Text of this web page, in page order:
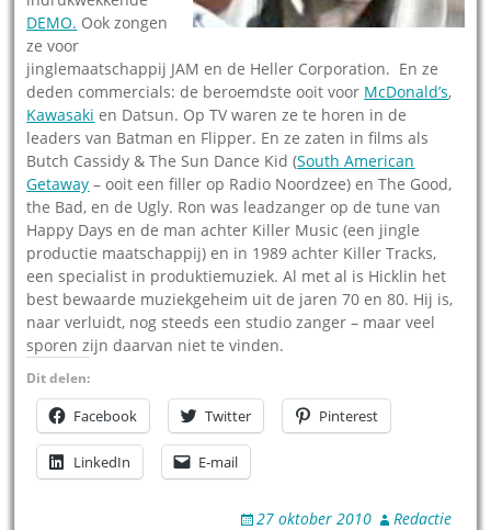
DEMO. Ook zongen
ze voor
jinglemaatschappij JAM en de Heller Corporation. En ze
deden commercials: de beroemdste ooit voor McDonald’s,
Kawasaki en Datsun. Op TV waren ze te horen in de
leaders van Batman en Flipper. En ze zaten in films als
Butch Cassidy & The Sun Dance Kid (South American
Getaway – ooit een filler op Radio Noordzee) en The Good,
the Bad, en de Ugly. Ron was leadzanger op de tune van
Happy Days en de man achter Killer Music (een jingle
productie maatschappij) en in 1989 achter Killer Tracks,
een specialist in produktiemuziek. Al met al is Hicklin het
best bewaarde muziekgeheim uit de jaren 70 en 80. Hij is,
naar verluidt, nog steeds een studio zanger – maar veel
sporen zijn daarvan niet te vinden.
Dit delen:
Facebook Twitter Pinterest
LinkedIn E-mail
27 oktober 2010 Redactie